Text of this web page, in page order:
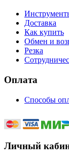
Доставка
Как купить
Обмен и
Резка
Оплата
Способы
Личный